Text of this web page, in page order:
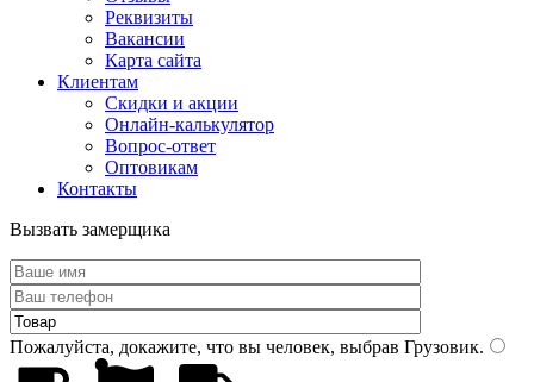
Реквизиты
Вакансии
Карта сайта
Клиентам
Скидки и акции
Онлайн-калькулятор
Вопрос-ответ
Оптовикам
Контакты
Вызвать замерщика
Пожалуйста, докажите, что вы человек, выбрав Грузовик.